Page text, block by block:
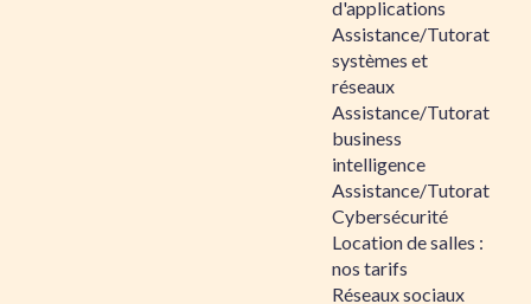
d'applications
Assistance/Tutorat
systèmes et
réseaux
Assistance/Tutorat
business
intelligence
Assistance/Tutorat
Cybersécurité
Location de salles :
nos tarifs
Réseaux sociaux